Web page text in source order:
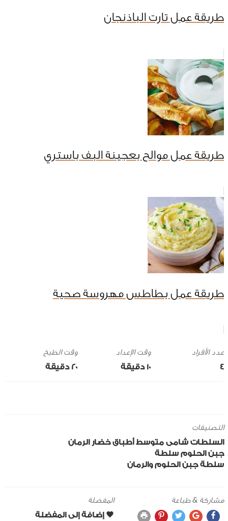
طريقة عمل تارت الباذنجان
طريقة عمل موالح بعجينة البف باستري
طريقة عمل بطاطس مهروسة صحية
4
وقت الإعداد
10 ‎دقيقة
وقت الطبخ
20 ‎دقيقة
التصنيفات
السلطات شامى متوسط أطباق خضار الرمان
جبن الحلوم سلطة
سلطة جبن الحلوم والرمان
مشاركة & طباعة المفضلة